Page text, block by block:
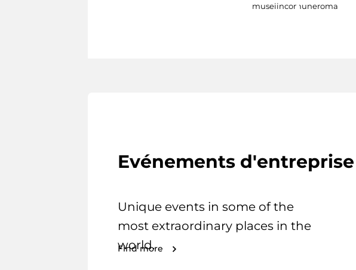
museiincomuneroma
Evénements d'entreprise
Unique events in some of the
most extraordinary places in the
world.
Find more